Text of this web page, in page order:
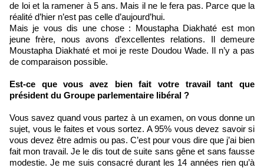
de loi et la ramener à 5 ans. Mais il ne le fera pas. Parce que la
réalité d’hier n’est pas celle d’aujourd’hui.
Mais je vous dis une chose : Moustapha Diakhaté est mon
jeune frère, nous avons d’excellentes relations. Il demeure
Moustapha Diakhaté et moi je reste Doudou Wade. Il n’y a pas
de comparaison possible.
Est-ce que vous avez bien fait votre travail tant que
président du Groupe parlementaire libéral ?
Vous savez quand vous partez à un examen, on vous donne un
sujet, vous le faites et vous sortez. A 95% vous devez savoir si
vous devez être admis ou pas. C’est pour vous dire que j’ai bien
fait mon travail. Je le dis tout de suite sans gêne et sans fausse
modestie. Je me suis consacré durant les 14 années rien qu’à